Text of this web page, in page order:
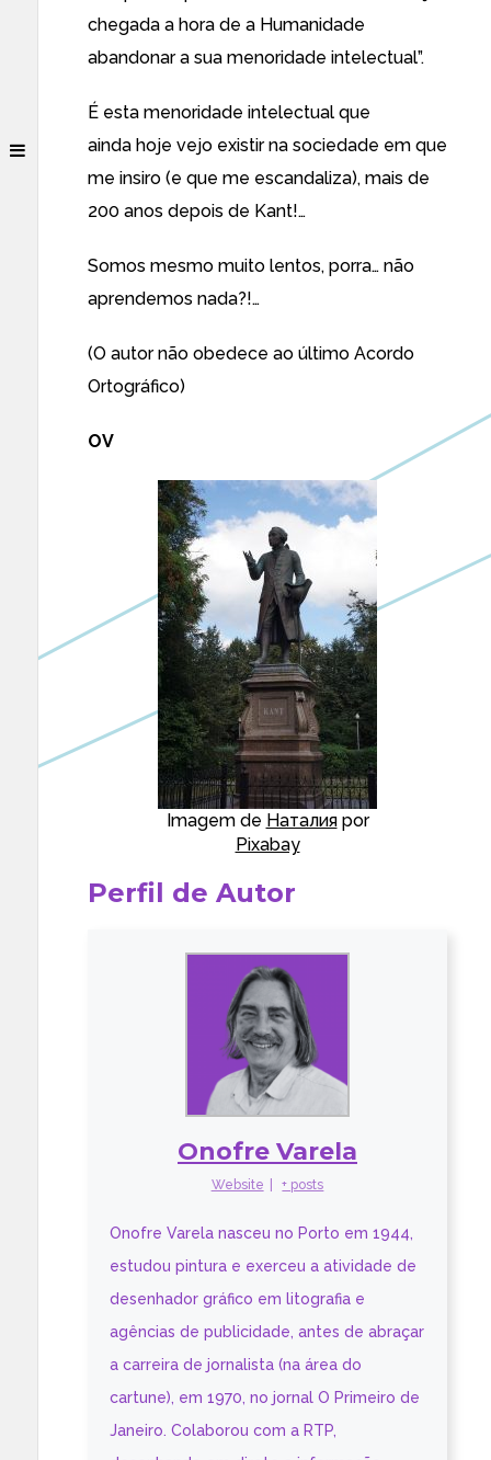
chegada a hora de a Humanidade
abandonar a sua menoridade intelectual”.
É esta menoridade intelectual que
ainda hoje vejo existir na sociedade em que
me insiro (e que me escandaliza), mais de
200 anos depois de Kant!…
Somos mesmo muito lentos, porra… não
aprendemos nada?!…
(O autor não obedece ao último Acordo
Ortográfico)
OV
Imagem de Наталияpor
Pixabay
Perfil de Autor
Onofre Varela
Website + posts
Onofre Varela nasceu no Porto em 1944,
estudou pintura e exerceu a atividade de
desenhador gráfico em litografia e
agências de publicidade, antes de abraçar
a carreira de jornalista (na área do
cartune), em 1970, no jornal O Primeiro de
Janeiro. Colaborou com a RTP,